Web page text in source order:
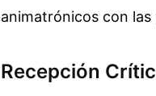
animatrónicos con
Recepción